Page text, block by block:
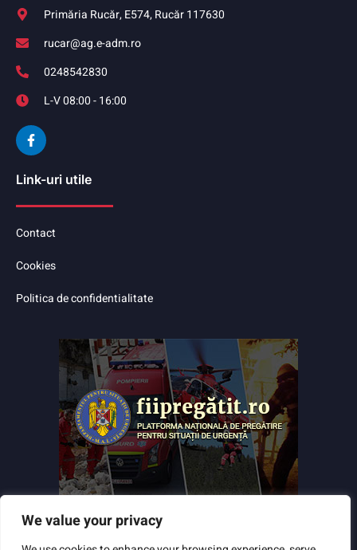
We value your privacy
Primăria Rucăr, E574, Rucăr 117630
rucar@ag.e-adm.ro
0248542830
L-V 08:00 - 16:00
Link-uri utile
Contact
Cookies
Politica de confidentialitate